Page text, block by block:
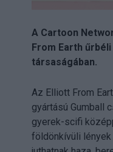
A Cartoon
From Earth
társaságában.
Az Elliott From
gyártású Gumball
gyerek-scifi
földönkívüli lények